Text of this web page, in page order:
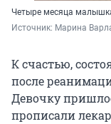
Четыре месяца
Источник: Марина
К счастью,
после
Девочку
прописали